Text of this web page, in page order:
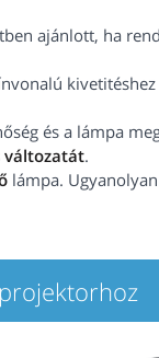
ajánlott, ha
kivetitéshez
és a lámpa
változatát.
lámpa.
projektorhoz